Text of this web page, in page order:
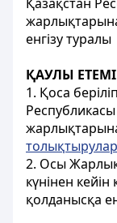
енгізу туралы
ҚАУЛЫ
1. Қоса
Республикасы
жарлықтарына
толықтырулар
2. Осы
күнінен кейін
қолданысқа